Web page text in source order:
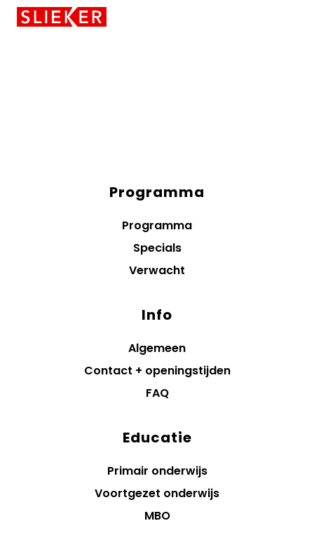
Skiplinks
Programma
Programma
Specials
Verwacht
Info
Algemeen
Contact + openingstijden
FAQ
Educatie
Primair onderwijs
Voortgezet onderwijs
MBO